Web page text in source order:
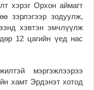
хэрэг Орхон аймагт
зэрлэгээр зодуулж,
хэвтэн эмчлүүлж
12 цагийн үед нас
мэргэжлээрээ
хамт Эрдэнэт хотод